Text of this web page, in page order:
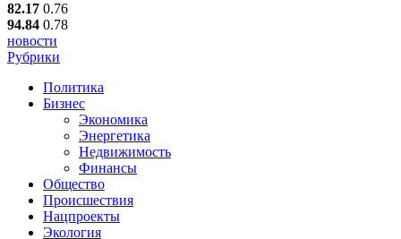
82.17 0.76
94.84 0.78
новости
Рубрики
Политика
Бизнес
Экономика
Энергетика
Недвижимость
Финансы
Общество
Происшествия
Нацпроекты
Экология